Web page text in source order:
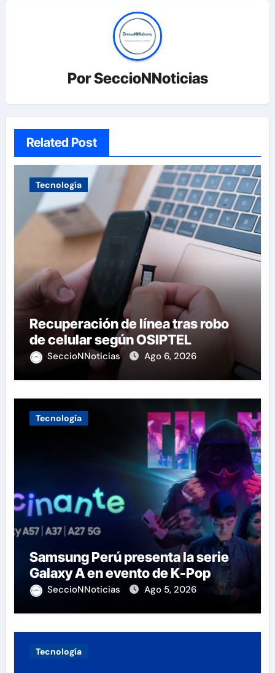
PorSeccioNNoticias
Related Post
Tecnología
Recuperación de línea tras robo
de celular según OSIPTEL
SeccioNNoticias Ago 6, 2026
Tecnología
Samsung Perú presenta la serie
Galaxy A en evento de K-Pop
SeccioNNoticias Ago 5, 2026
Tecnología